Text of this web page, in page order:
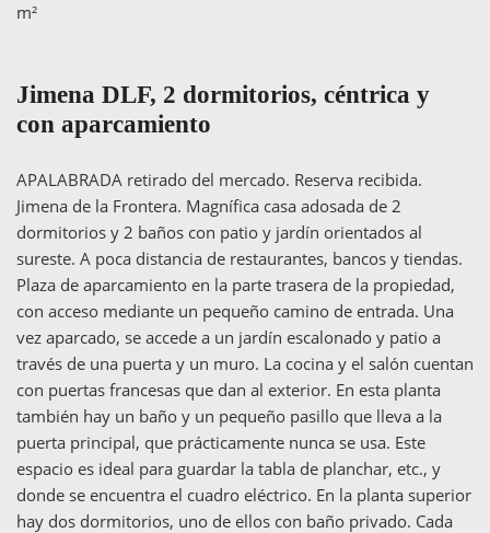
m²
Jimena DLF, 2 dormitorios, céntrica y
con aparcamiento
APALABRADA retirado del mercado. Reserva recibida.
Jimena de la Frontera. Magnífica casa adosada de 2
dormitorios y 2 baños con patio y jardín orientados al
sureste. A poca distancia de restaurantes, bancos y tiendas.
Plaza de aparcamiento en la parte trasera de la propiedad,
con acceso mediante un pequeño camino de entrada. Una
vez aparcado, se accede a un jardín escalonado y patio a
través de una puerta y un muro. La cocina y el salón cuentan
con puertas francesas que dan al exterior. En esta planta
también hay un baño y un pequeño pasillo que lleva a la
puerta principal, que prácticamente nunca se usa. Este
espacio es ideal para guardar la tabla de planchar, etc., y
donde se encuentra el cuadro eléctrico. En la planta superior
hay dos dormitorios, uno de ellos con baño privado. Cada